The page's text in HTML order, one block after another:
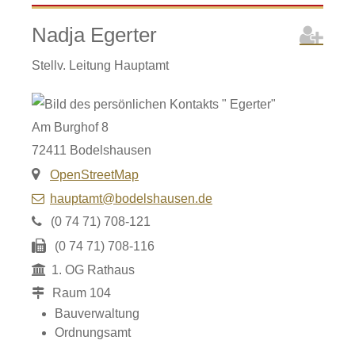
Nadja Egerter
Stellv. Leitung Hauptamt
Am Burghof 8
72411 Bodelshausen
OpenStreetMap
hauptamt@bodelshausen.de
(0 74 71) 708-121
(0 74 71) 708-116
1. OG Rathaus
Raum 104
Bauverwaltung
Ordnungsamt